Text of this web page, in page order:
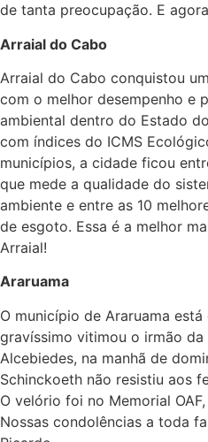
de tanta preocupação. E
Arraial do Cabo
Arraial do Cabo conquistou
com o melhor desempenho e
ambiental dentro do Estado
com índices do ICMS
municípios, a cidade ficou
que mede a qualidade do
ambiente e entre as 10
de esgoto. Essa é a melhor
Arraial!
Araruama
O município de Araruama
gravíssimo vitimou o irmão
Alcebiedes, na manhã de
Schinckoeth não resistiu aos
O velório foi no Memorial
Nossas condolências a toda